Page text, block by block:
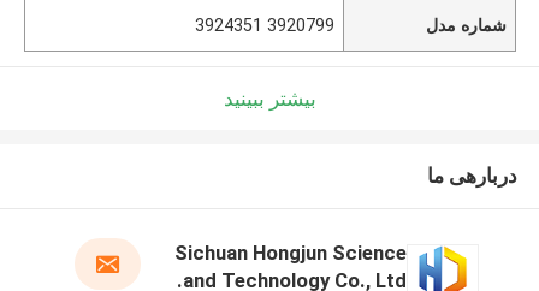
شماره مدل 3920799 3924351
بیشتر ببینید
دربارهی ما
Sichuan Hongjun Science
and Technology Co., Ltd.